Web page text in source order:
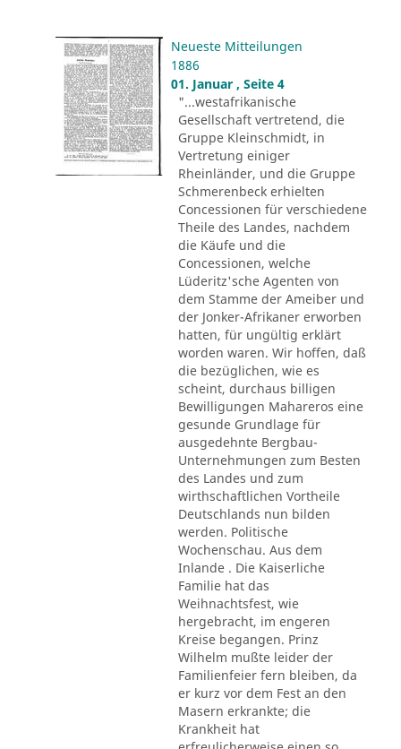
Neueste Mitteilungen
1886
01. Januar , Seite 4
"...westafrikanische
Gesellschaft vertretend, die
Gruppe Kleinschmidt, in
Vertretung einiger
Rheinländer, und die Gruppe
Schmerenbeck erhielten
Concessionen für verschiedene
Theile des Landes, nachdem
die Käufe und die
Concessionen, welche
Lüderitz'sche Agenten von
dem Stamme der Ameiber und
der Jonker-Afrikaner erworben
hatten, für ungültig erklärt
worden waren. Wir hoffen, daß
die bezüglichen, wie es
scheint, durchaus billigen
Bewilligungen Mahareros eine
gesunde Grundlage für
ausgedehnte Bergbau-
Unternehmungen zum Besten
des Landes und zum
wirthschaftlichen Vortheile
Deutschlands nun bilden
werden. Politische
Wochenschau. Aus dem
Inlande . Die Kaiserliche
Familie hat das
Weihnachtsfest, wie
hergebracht, im engeren
Kreise begangen. Prinz
Wilhelm mußte leider der
Familienfeier fern bleiben, da
er kurz vor dem Fest an den
Masern erkrankte; die
Krankheit hat